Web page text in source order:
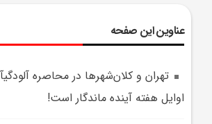
عناوین این صفحه
تهران و کلان‌شهر‌ها در محاصره
اوايل هفته آينده ماندگار است!